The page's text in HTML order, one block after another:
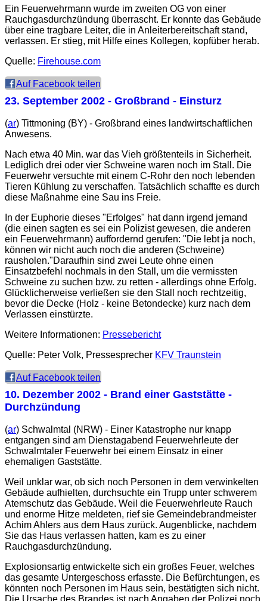
Ein Feuerwehrmann wurde im zweiten OG von einer
Rauchgasdurchzündung überrascht. Er konnte das Gebäude
über eine tragbare Leiter, die in Anleiterbereitschaft stand,
verlassen. Er stieg, mit Hilfe eines Kollegen, kopfüber herab.
Quelle: Firehouse.com
Auf Facebook teilen
23. September 2002 - Großbrand - Einsturz
(ar) Tittmoning (BY) - Großbrand eines landwirtschaftlichen
Anwesens.
Nach etwa 40 Min. war das Vieh größtenteils in Sicherheit.
Lediglich drei oder vier Schweine waren noch im Stall. Die
Feuerwehr versuchte mit einem C-Rohr den noch lebenden
Tieren Kühlung zu verschaffen. Tatsächlich schaffte es durch
diese Maßnahme eine Sau ins Freie.
In der Euphorie dieses "Erfolges" hat dann irgend jemand
(die einen sagten es sei ein Polizist gewesen, die anderen
ein Feuerwehrmann) auffordernd gerufen: "Die lebt ja noch,
können wir nicht auch noch die anderen (Schweine)
rausholen."Daraufhin sind zwei Leute ohne einen
Einsatzbefehl nochmals in den Stall, um die vermissten
Schweine zu suchen bzw. zu retten - allerdings ohne Erfolg.
Glücklicherweise verließen sie den Stall noch rechtzeitig,
bevor die Decke (Holz - keine Betondecke) kurz nach dem
Verlassen einstürzte.
Weitere Informationen: Pressebericht
Quelle: Peter Volk, Pressesprecher KFV Traunstein
Auf Facebook teilen
10. Dezember 2002 - Brand einer Gaststätte -
Durchzündung
(ar) Schwalmtal (NRW) - Einer Katastrophe nur knapp
entgangen sind am Dienstagabend Feuerwehrleute der
Schwalmtaler Feuerwehr bei einem Einsatz in einer
ehemaligen Gaststätte.
Weil unklar war, ob sich noch Personen in dem verwinkelten
Gebäude aufhielten, durchsuchte ein Trupp unter schwerem
Atemschutz das Gebäude. Weil die Feuerwehrleute Rauch
und enorme Hitze meldeten, rief sie Gemeindebrandmeister
Achim Ahlers aus dem Haus zurück. Augenblicke, nachdem
Sie das Haus verlassen hatten, kam es zu einer
Rauchgasdurchzündung.
Explosionsartig entwickelte sich ein großes Feuer, welches
das gesamte Untergeschoss erfasste. Die Befürchtungen, es
könnten noch Personen im Haus sein, bestätigten sich nicht.
Die Ursache des Brandes ist nach Angaben der Polizei noch